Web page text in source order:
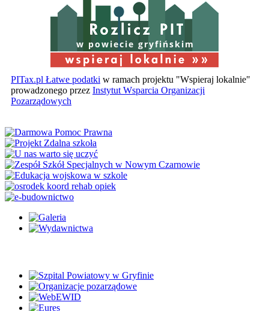
w powiecie gryfińskim
PITax.pl Łatwe podatki w ramach projektu "Wspieraj lokalnie"
prowadzonego przez Instytut Wsparcia Organizacji
Pozarządowych